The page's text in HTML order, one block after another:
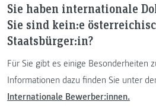
Sie haben internationale
Sie sind kein:e
Staatsbürger:in?
Für Sie gibt es einige Besonderheiten
Informationen dazu finden Sie unter
Internationale Bewerber:innen.